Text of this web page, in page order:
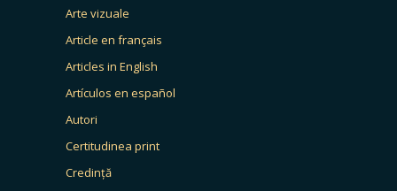
Arte vizuale
Article en français
Articles in English
Artículos en español
Autori
Certitudinea print
Credință